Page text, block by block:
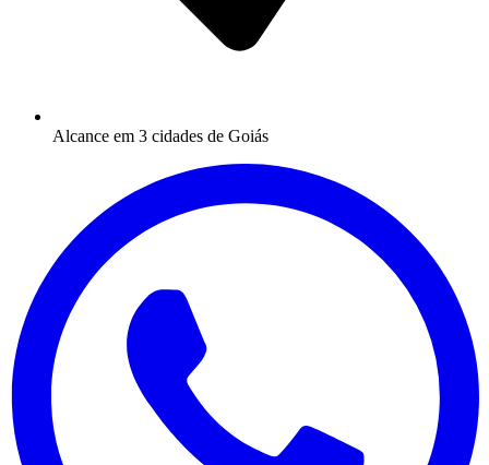
Alcance em 3 cidades de Goiás